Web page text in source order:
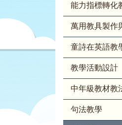
能力指標轉化
萬用教具製作
童詩在英語教
教學活動設計
中年級教材教
句法教學